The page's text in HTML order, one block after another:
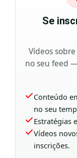
Se
Vídeos
no seu feed
Conteúdo
no seu
Estratégias
Vídeos
inscrições.